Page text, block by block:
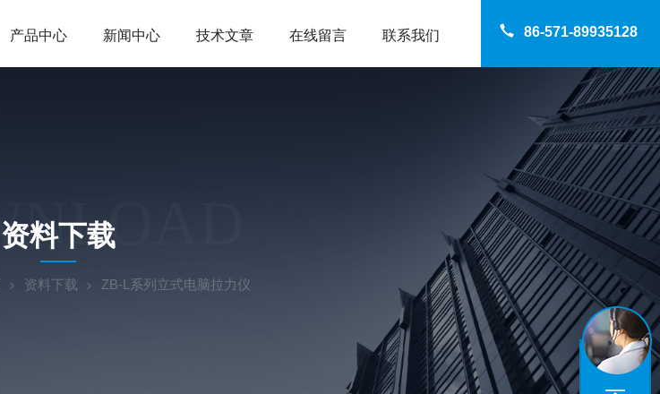
86-571-89935128
产品中心 新闻中心 技术文章 在线留言 联系我们
资料下载
资料下载 ZB-L系列立式电脑拉力仪